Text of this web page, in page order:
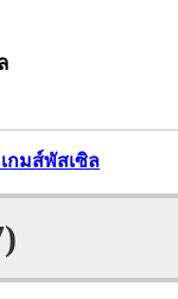
เกมส์พัสเซิล